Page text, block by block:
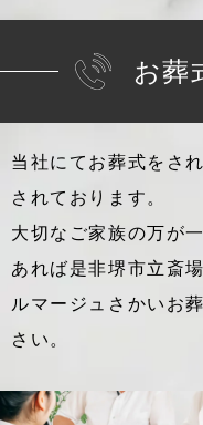
お葬
当社にてお葬式をさ
されております。
大切なご家族の万が
あれば是非堺市立斎
ルマージュさかいお
さい。